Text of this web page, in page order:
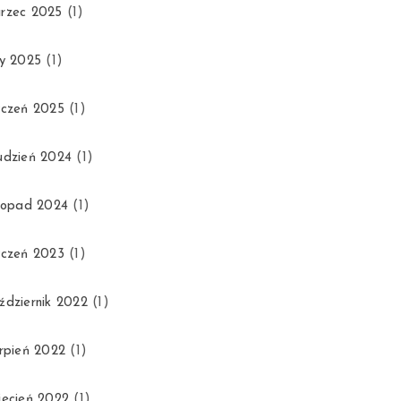
2025 (1)
2025 (1)
2025 (1)
2024 (1)
2024 (1)
2023 (1)
2022(1)
2022 (1)